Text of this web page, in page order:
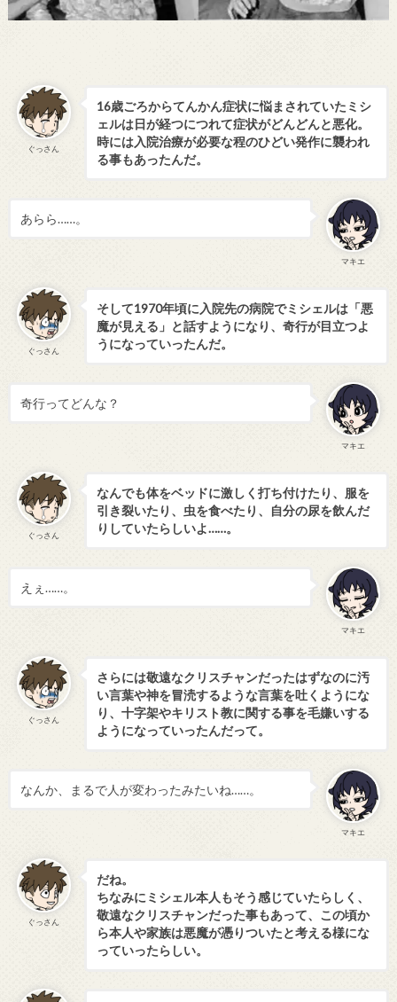
ぐっさん
16歳ごろからてんかん症状に悩まされていたミシ
ェルは日が経つにつれて症状がどんどんと悪化。
時には入院治療が必要な程のひどい発作に襲われ
る事もあったんだ。
マキエ
あらら……。
ぐっさん
そして1970年頃に入院先の病院でミシェルは「悪
魔が見える」と話すようになり、奇行が目立つよ
うになっていったんだ。
マキエ
奇行ってどんな？
ぐっさん
なんでも体をベッドに激しく打ち付けたり、服を
引き裂いたり、虫を食べたり、自分の尿を飲んだ
りしていたらしいよ……。
マキエ
えぇ……。
ぐっさん
さらには敬遠なクリスチャンだったはずなのに汚
い言葉や神を冒涜するような言葉を吐くようにな
り、十字架やキリスト教に関する事を毛嫌いする
ようになっていったんだって。
マキエ
なんか、まるで人が変わったみたいね……。
ぐっさん
だね。
ちなみにミシェル本人もそう感じていたらしく、
敬遠なクリスチャンだった事もあって、この頃か
ら本人や家族は悪魔が憑りついたと考える様にな
っていったらしい。